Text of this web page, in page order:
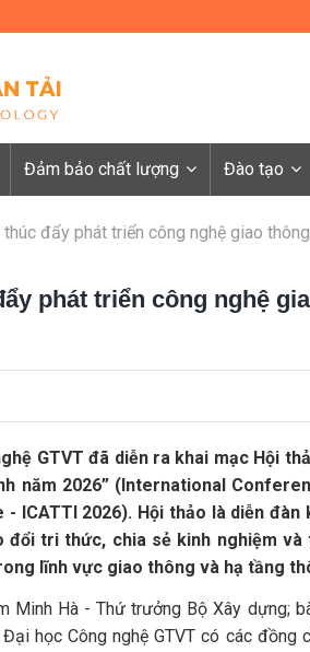
Đảm bảo chất lượng Đào tạo
đẩy phát triển công nghệ giao
phát triển công nghệ
GTVT đã diễn ra khai mạc Hội
năm 2026” (International
2026). Hội thảo là diễn đàn
tri thức, chia sẻ kinh nghiệm và
lĩnh vực giao thông và hạ tầng
Minh Hà - Thứ trưởng Bộ Xây dựng;
học Công nghệ GTVT có các đồng